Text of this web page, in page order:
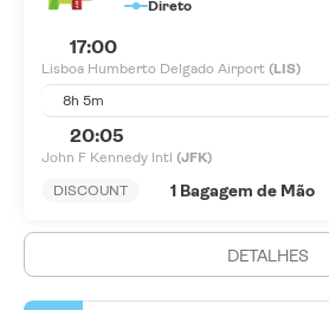
Direto
17:00
Lisboa Humberto Delgado Airport (LIS)
8h 5m
20:05
John F Kennedy Intl (JFK)
DISCOUNT
1 Bagagem de Mão
DETALHES